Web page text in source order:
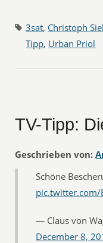
3sat, Christoph
Tipp, Urban Priol
TV-Tipp:
Geschrieben von:
Schöne
pic.twitter.com/
— Claus von
December 8,